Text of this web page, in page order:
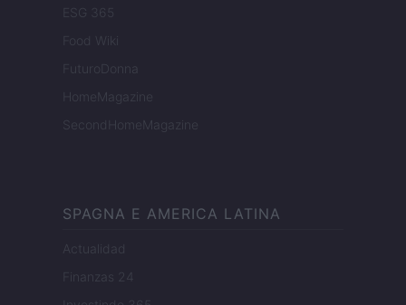
ESG 365
Food Wiki
FuturoDonna
HomeMagazine
SecondHomeMagazine
SPAGNA E AMERICA LATINA
Actualidad
Finanzas 24